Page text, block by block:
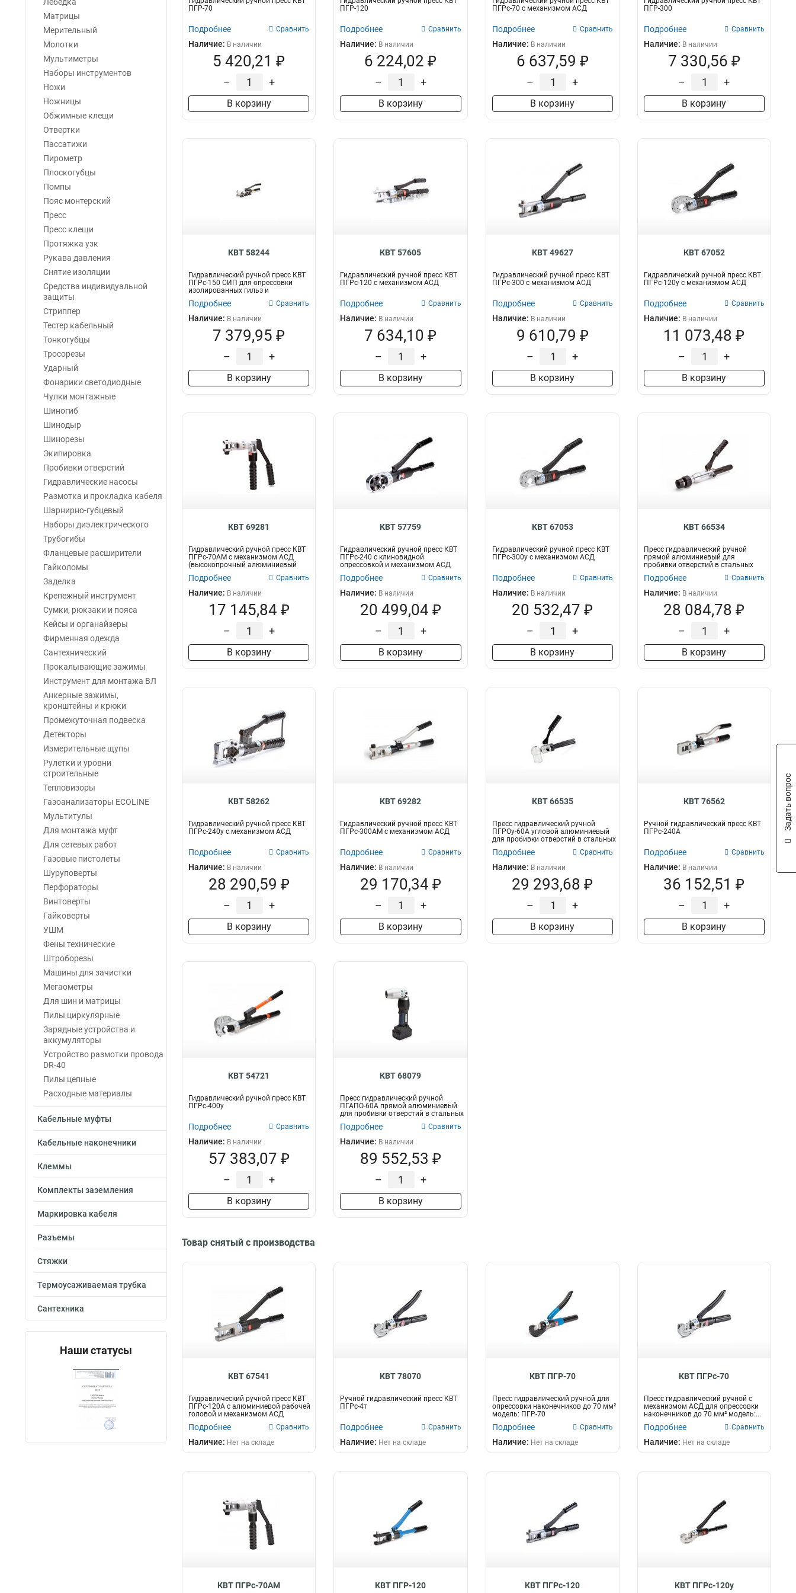
Матрицы
Мерительный
Молотки
Мультиметры
Наборы инструментов
Ножи
Ножницы
Обжимные клещи
Отвертки
Пассатижи
Пирометр
Плоскогубцы
Помпы
Пояс монтерский
Пресс
Пресс клещи
Протяжка узк
Рукава давления
Снятие изоляции
Средства индивидуальной
защиты
Стриппер
Тестер кабельный
Тонкогубцы
Тросорезы
Ударный
Фонарики светодиодные
Чулки монтажные
Шиногиб
Шинодыр
Шинорезы
Экипировка
Пробивки отверстий
Гидравлические насосы
Размотка и прокладка кабеля
Шарнирно-губцевый
Наборы диэлектрического
Трубогибы
Фланцевые расширители
Гайколомы
Заделка
Крепежный инструмент
Сумки, рюкзаки и пояса
Кейсы и органайзеры
Фирменная одежда
Сантехнический
Прокалывающие зажимы
Инструмент для монтажа ВЛ
Анкерные зажимы,
кронштейны и крюки
Промежуточная подвеска
Детекторы
Измерительные щупы
Рулетки и уровни
строительные
Тепловизоры
Газоанализаторы ECOLINE
Мультитулы
Для монтажа муфт
Для сетевых работ
Газовые пистолеты
Шуруповерты
Перфораторы
Винтоверты
Гайковерты
УШМ
Фены технические
Штроборезы
Машины для зачистки
Мегаометры
Для шин и матрицы
Пилы циркулярные
Зарядные устройства и
аккумуляторы
Устройство размотки провода
DR-40
Пилы цепные
Расходные материалы
Кабельные муфты
Кабельные наконечники
Клеммы
Комплекты заземления
Маркировка кабеля
Разъемы
Стяжки
Термоусаживаемая трубка
Сантехника
Наши статусы
ПГР-70
Подробнее Сравнить
Наличие: В наличии
5 420,21 ₽
– +
В корзину
ПГР-120
Подробнее Сравнить
Наличие: В наличии
6 224,02 ₽
– +
В корзину
ПГРс-70 с механизмом АСД
Подробнее Сравнить
Наличие: В наличии
6 637,59 ₽
– +
В корзину
ПГР-300
Подробнее Сравнить
Наличие: В наличии
7 330,56 ₽
– +
В корзину
КВТ 58244
Гидравлический ручной пресс КВТ
ПГРс-150 СИП для опрессовки
изолированных гильз и
наконечников...
Подробнее Сравнить
Наличие: В наличии
7 379,95 ₽
– +
В корзину
КВТ 57605
Гидравлический ручной пресс КВТ
ПГРс-120 с механизмом АСД
Подробнее Сравнить
Наличие: В наличии
7 634,10 ₽
– +
В корзину
КВТ 49627
Гидравлический ручной пресс КВТ
ПГРс-300 с механизмом АСД
Подробнее Сравнить
Наличие: В наличии
9 610,79 ₽
– +
В корзину
КВТ 67052
Гидравлический ручной пресс КВТ
ПГРс-120у с механизмом АСД
Подробнее Сравнить
Наличие: В наличии
11 073,48 ₽
– +
В корзину
КВТ 69281
Гидравлический ручной пресс КВТ
ПГРс-70АМ с механизмом АСД
(высокопрочный алюминиевый
Подробнее Сравнить
Наличие: В наличии
17 145,84 ₽
– +
В корзину
КВТ 57759
Гидравлический ручной пресс КВТ
ПГРс-240 с клиновидной
опрессовкой и механизмом АСД
Подробнее Сравнить
Наличие: В наличии
20 499,04 ₽
– +
В корзину
КВТ 67053
Гидравлический ручной пресс КВТ
ПГРс-300у с механизмом АСД
Подробнее Сравнить
Наличие: В наличии
20 532,47 ₽
– +
В корзину
КВТ 66534
Пресс гидравлический ручной
прямой алюминиевый для
пробивки отверстий в стальных
листах ПГРО-60...
Подробнее Сравнить
Наличие: В наличии
28 084,78 ₽
– +
В корзину
КВТ 58262
Гидравлический ручной пресс КВТ
ПГРс-240у с механизмом АСД
Подробнее Сравнить
Наличие: В наличии
28 290,59 ₽
– +
В корзину
КВТ 69282
Гидравлический ручной пресс КВТ
ПГРс-300АМ с механизмом АСД
Подробнее Сравнить
Наличие: В наличии
29 170,34 ₽
– +
В корзину
КВТ 66535
Пресс гидравлический ручной
ПГРОу-60А угловой алюминиевый
для пробивки отверстий в стальных
Подробнее Сравнить
Наличие: В наличии
29 293,68 ₽
– +
В корзину
КВТ 76562
Ручной гидравлический пресс КВТ
ПГРс-240А
Подробнее Сравнить
Наличие: В наличии
36 152,51 ₽
– +
В корзину
КВТ 54721
Гидравлический ручной пресс КВТ
ПГРс-400у
Подробнее Сравнить
Наличие: В наличии
57 383,07 ₽
– +
В корзину
КВТ 68079
Пресс гидравлический ручной
ПГАПО-60А прямой алюминиевый
для пробивки отверстий в стальных
Подробнее Сравнить
Наличие: В наличии
89 552,53 ₽
– +
В корзину
Товар снятый с производства
КВТ 67541
Гидравлический ручной пресс КВТ
ПГРс-120А с алюминиевой рабочей
головой и механизмом АСД
Подробнее Сравнить
Наличие: Нет на складе
КВТ 78070
Ручной гидравлический пресс КВТ
ПГРс-4т
Подробнее Сравнить
Наличие: Нет на складе
КВТ ПГР-70
Пресс гидравлический ручной для
опрессовки наконечников до 70 мм²
модель: ПГР-70
Подробнее Сравнить
Наличие: Нет на складе
КВТ ПГРс-70
Пресс гидравлический ручной с
механизмом АСД для опрессовки
наконечников до 70 мм² модель:...
Подробнее Сравнить
Наличие: Нет на складе
КВТ ПГРс-70АМ КВТ ПГР-120 КВТ ПГРс-120 КВТ ПГРс-120у
Задать вопрос